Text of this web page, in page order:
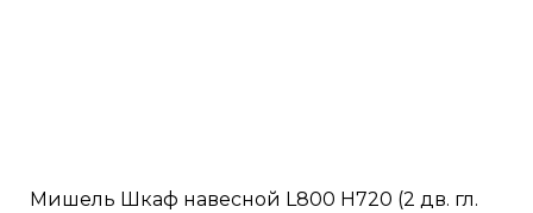
Мишель Шкаф навесной L800 Н720 (2 дв. гл.